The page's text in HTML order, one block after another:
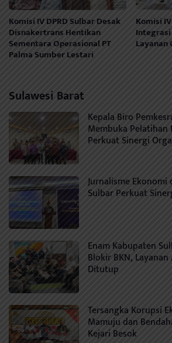
Komisi IV DPRD Sulbar Desak
Disnakertrans Hentikan
Sementara Operasional PT
Palma Sumber Lestari
Komisi
Integrasi
Layanan
Sulawesi Barat
Kepala Biro
Membuka Pelatihan
Perkuat Sinergi
Jurnalisme Ekonomi
Sulbar Perkuat
Enam Kabupaten
Blokir BKN,
Ditutup
Tersangka Korupsi
Mamuju dan
Kejari Besok